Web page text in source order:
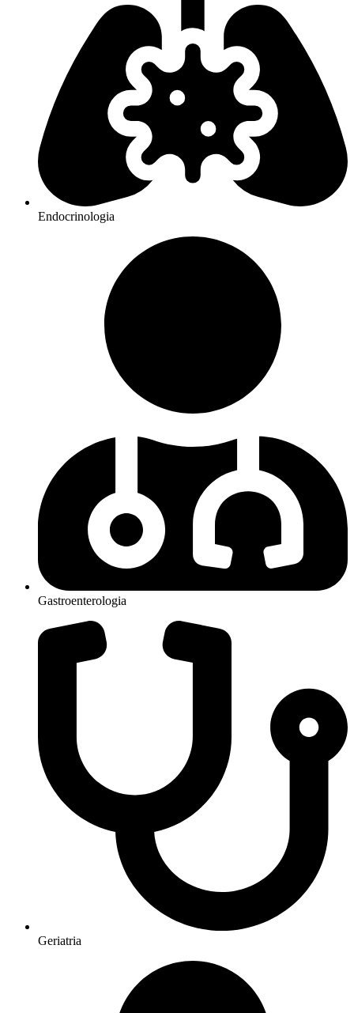
Endocrinologia
Gastroenterologia
Geriatria